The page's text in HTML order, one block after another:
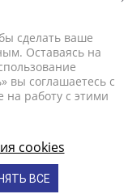
27
сделать ваше
Оставаясь на
вы соглашаетесь с
на работу с этими
cookies
ВСЕ